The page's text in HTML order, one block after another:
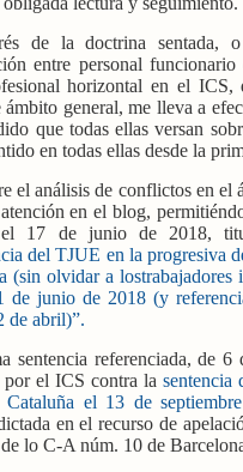
de la doctrina sentada,
entre personal
horizontal en el
general, me lleva a
que todas ellas versan
en todas ellas desde la
el análisis de conflictos en
en el blog,
el 17 de junio de 2018,
del TJUE en la progresiva
(sin olvidar a
de junio de 2018 (y
de abril)”.
sentencia referenciada, de 6
por el ICS contra lasentencia
Cataluña el 13 de
en el recurso de
lo C-A núm. 10 de